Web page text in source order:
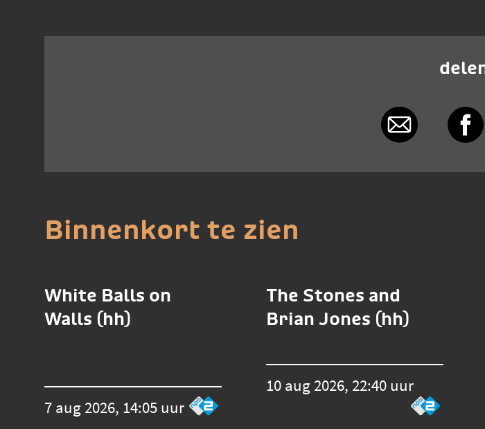
Binnenkort te zien
White Balls on
Walls (hh)
7 aug 2026, 14:05 uur
The Stones and
Brian Jones (hh)
10 aug 2026, 22:40 uur